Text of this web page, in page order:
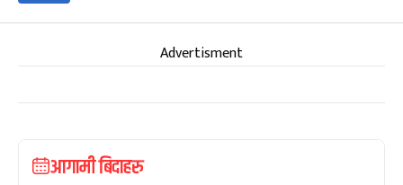
Advertisment
आगामी बिदाहरु